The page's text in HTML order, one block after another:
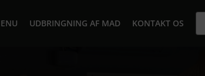
UDBRINGNING AF MAD KONTAKT OS